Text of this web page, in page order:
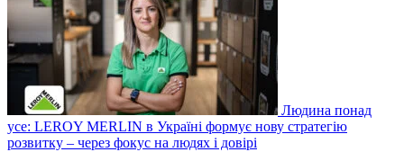
Людина понад
усе: LEROY MERLIN в Україні формує нову стратегію
розвитку – через фокус на людях і довірі